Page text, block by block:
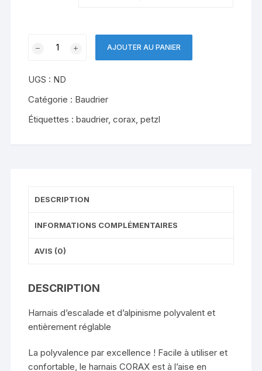
PETZL
AJOUTER AU PANIER
UGS : ND
Catégorie : Baudrier
Étiquettes :baudrier,corax,petzl
DESCRIPTION
INFORMATIONS COMPLÉMENTAIRES
AVIS (0)
DESCRIPTION
Harnais d’escalade et d’alpinisme polyvalent et
entièrement réglable
La polyvalence par excellence ! Facile à utiliser et
confortable, le harnais CORAX est à l’aise en